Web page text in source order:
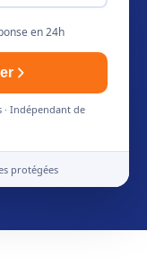
en 24h
· Indépendant de
protégées